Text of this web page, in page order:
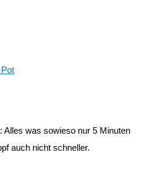
Alles was sowieso nur 5 Minuten
auch nicht schneller.